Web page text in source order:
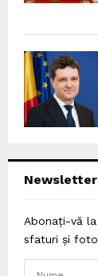
Newsletter
Abonați-vă
sfaturi și